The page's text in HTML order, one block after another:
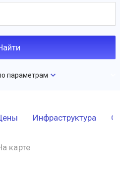
параметрам
Инфраструктура
карте